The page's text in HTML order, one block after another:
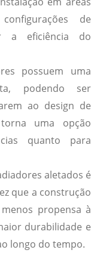
de
a eficiência do
possuem uma
, podendo ser
ao design de
uma opção
quanto para
aletados é
que a construção
propensa à
durabilidade e
longo do tempo.